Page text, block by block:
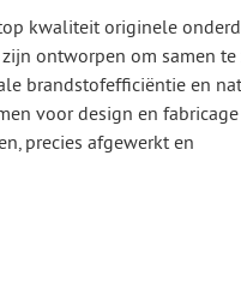
kwaliteit originele
ontworpen om samen te
brandstofefficiëntie en
voor design en
precies afgewerkt en